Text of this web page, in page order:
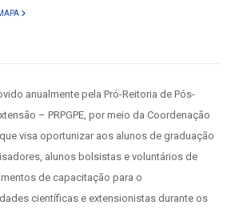
– PRPGPE, por meio da Coordenação
visa oportunizar aos alunos de graduação
alunos bolsistas e voluntários de
de capacitação para o
científicas e extensionistas durante os